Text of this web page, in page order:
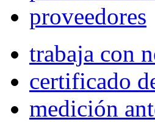
proveedores
trabaja con
certificado
medición